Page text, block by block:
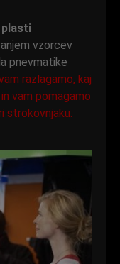
vzorcev
pnevmatike
razlagamo, kaj
vam pomagamo
strokovnjaku.